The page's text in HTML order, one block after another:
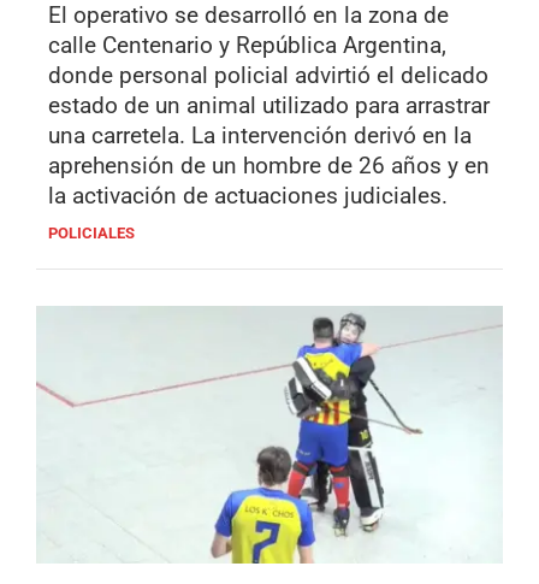
El operativo se desarrolló en la zona de
calle Centenario y República Argentina,
donde personal policial advirtió el delicado
estado de un animal utilizado para arrastrar
una carretela. La intervención derivó en la
aprehensión de un hombre de 26 años y en
la activación de actuaciones judiciales.
POLICIALES